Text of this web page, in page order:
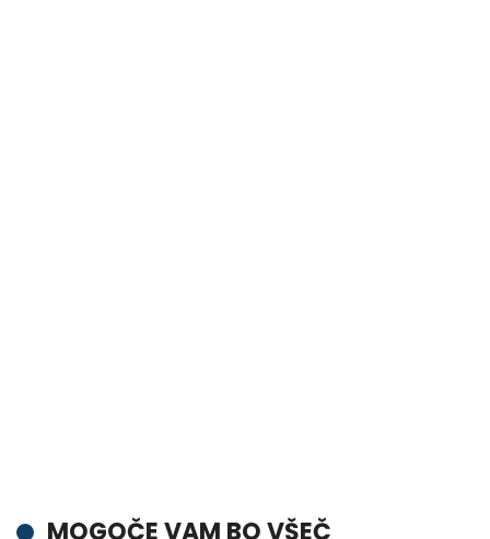
MOGOČE VAM BO VŠEČ